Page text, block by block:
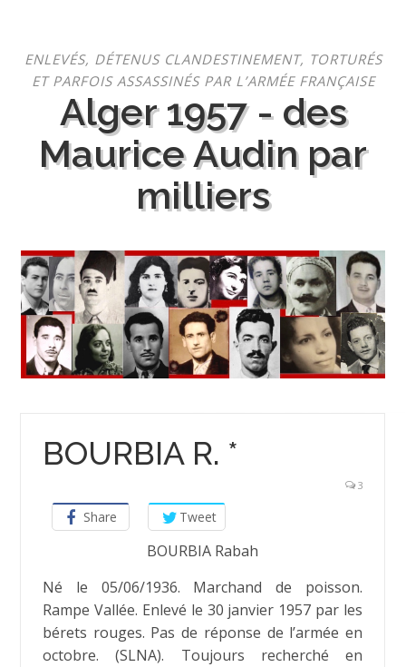
contenu
ENLEVÉS, DÉTENUS CLANDESTINEMENT, TORTURÉS
ET PARFOIS ASSASSINÉS PAR L’ARMÉE FRANÇAISE
Alger 1957 - des
Maurice Audin par
milliers
BOURBIA R. *
3
Share Tweet
BOURBIA Rabah
Né le 05/06/1936. Marchand de poisson.
Rampe Vallée. Enlevé le 30 janvier 1957 par les
bérets rouges. Pas de réponse de l’armée en
octobre. (SLNA). Toujours recherché en